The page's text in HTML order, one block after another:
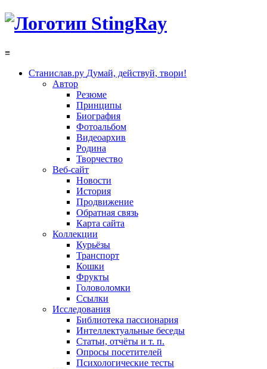
≡
Станислав.ру Думай, действуй, твори!
Автор
Резюме
Принципы
Биография
Фотоальбом
Видеоархив
Родина
Творчество
Веб-сайт
Новости
История
Продвижение
Обратная связь
Карта сайта
Коллекции
Курьёзы
Транспорт
Кошки
Фрукты
Головоломки
Ссылки
Исследования
Библиотека пассионария
Интеллектуальные беседы
Статьи, отчёты и т. п.
Опросы посетителей
Психологические тесты